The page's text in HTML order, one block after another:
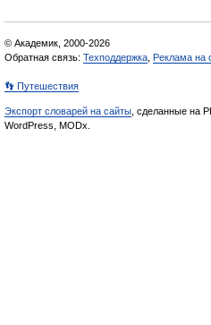
© Академик, 2000-2026
Обратная связь: Техподдержка Реклама на
👣 Путешествия
Экспорт словарей на сайты , сделанные на
WordPress, MODx.